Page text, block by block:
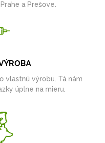
a Prešove.
vlastnú výrobu. Tá nám
úplne na mieru.